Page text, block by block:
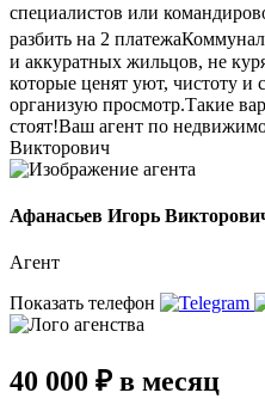
специалистов или
разбить на 2
и аккуратных жильцов, не
которые ценят уют, чистоту
организую просмотр.Такие
стоят!Ваш агент по
Викторович
Афанасьев Игорь
Агент
Показать телефон
40 000 ₽ в месяц